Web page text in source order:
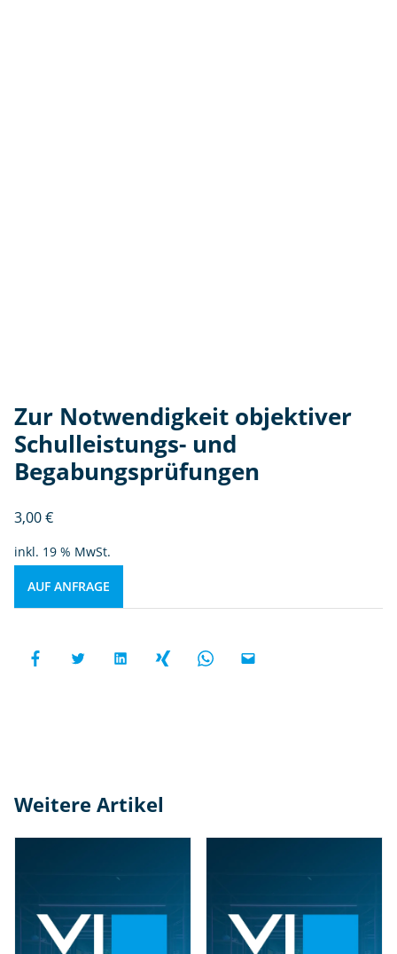
Zur Notwendigkeit objektiver
Schulleistungs- und
Begabungsprüfungen
3,00€
inkl. 19 % MwSt.
AUF ANFRAGE
Weitere Artikel